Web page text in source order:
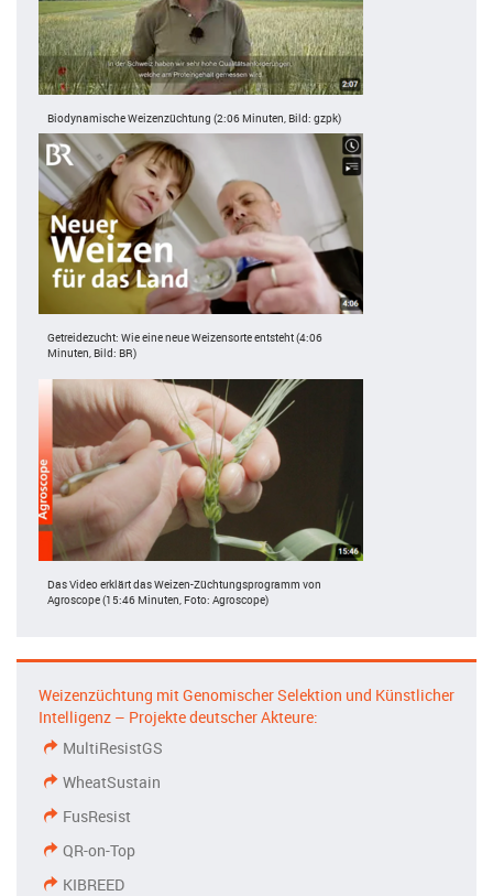
Biodynamische Weizenzüchtung (2:06 Minuten, Bild: gzpk)
Getreidezucht: Wie eine neue Weizensorte entsteht (4:06
Minuten, Bild: BR)
Das Video erklärt das Weizen-Züchtungsprogramm von
Agroscope (15:46 Minuten, Foto: Agroscope)
Weizenzüchtung mit Genomischer Selektion und Künstlicher
Intelligenz – Projekte deutscher Akteure:
MultiResistGS
WheatSustain
FusResist
QR-on-Top
KIBREED